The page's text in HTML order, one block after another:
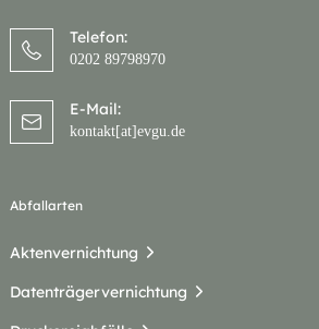
Telefon:
0202 89798970
E-Mail:
kontakt[at]evgu.de
Abfallarten
Aktenvernichtung
Datenträgervernichtung